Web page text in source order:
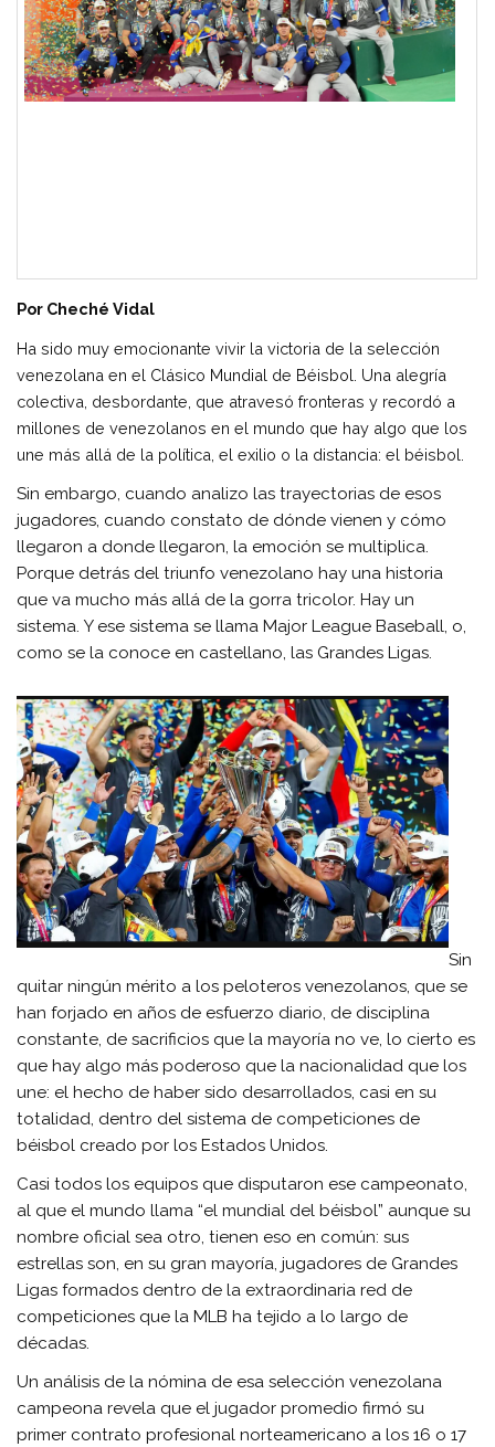
Por Cheché Vidal
Ha sido muy emocionante vivir la victoria de la selección
venezolana en el Clásico Mundial de Béisbol. Una alegría
colectiva, desbordante, que atravesó fronteras y recordó a
millones de venezolanos en el mundo que hay algo que los
une más allá de la política, el exilio o la distancia: el béisbol.
Sin embargo, cuando analizo las trayectorias de esos
jugadores, cuando constato de dónde vienen y cómo
llegaron a donde llegaron, la emoción se multiplica.
Porque detrás del triunfo venezolano hay una historia
que va mucho más allá de la gorra tricolor. Hay un
sistema. Y ese sistema se llama Major League Baseball, o,
como se la conoce en castellano, las Grandes Ligas.
Sin
quitar ningún mérito a los peloteros venezolanos, que se
han forjado en años de esfuerzo diario, de disciplina
constante, de sacrificios que la mayoría no ve, lo cierto es
que hay algo más poderoso que la nacionalidad que los
une: el hecho de haber sido desarrollados, casi en su
totalidad, dentro del sistema de competiciones de
béisbol creado por los Estados Unidos.
Casi todos los equipos que disputaron ese campeonato,
al que el mundo llama “el mundial del béisbol” aunque su
nombre oficial sea otro, tienen eso en común: sus
estrellas son, en su gran mayoría, jugadores de Grandes
Ligas formados dentro de la extraordinaria red de
competiciones que la MLB ha tejido a lo largo de
décadas.
Un análisis de la nómina de esa selección venezolana
campeona revela que el jugador promedio firmó su
primer contrato profesional norteamericano a los 16 o 17